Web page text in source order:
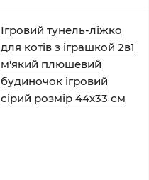
Ігровий тунель-ліжко
для котів з іграшкой 2в1
м'який плюшевий
будиночок ігровий
сірий розмір 44х33 см